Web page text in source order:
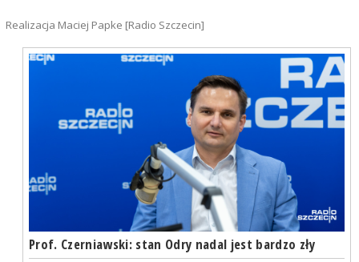
Realizacja Maciej Papke [Radio Szczecin]
Prof. Czerniawski: stan Odry nadal jest bardzo zły